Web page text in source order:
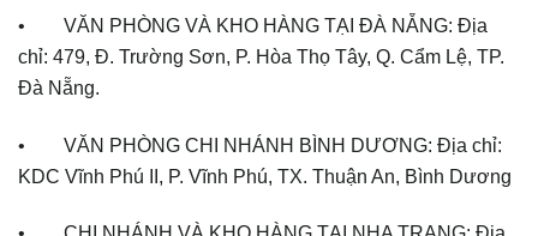
• VĂN PHÒNG VÀ KHO HÀNG TẠI ĐÀ NẴNG: Địa
chỉ: 479, Đ. Trường Sơn, P. Hòa Thọ Tây, Q. Cẩm Lệ, TP.
Đà Nẵng.
• VĂN PHÒNG CHI NHÁNH BÌNH DƯƠNG: Địa chỉ:
KDC Vĩnh Phú II, P. Vĩnh Phú, TX. Thuận An, Bình Dương